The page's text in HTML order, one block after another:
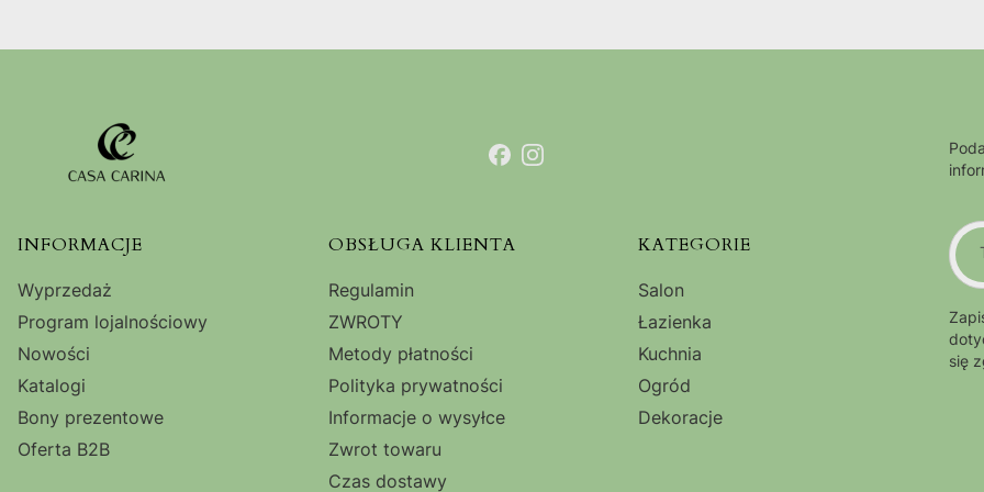
Linki w stopce
INFORMACJE
Wyprzedaż
Program lojalnościowy
Nowości
Katalogi
Bony prezentowe
Oferta B2B
OBSŁUGA KLIENTA
Regulamin
ZWROTY
Metody płatności
Polityka prywatności
Informacje o wysyłce
Zwrot towaru
Czas dostawy
KATEGORIE
Salon
Łazienka
Kuchnia
Ogród
Dekoracje
się